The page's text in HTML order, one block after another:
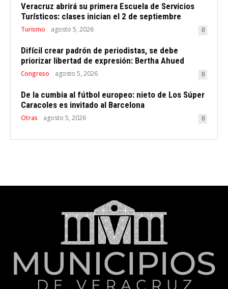
Veracruz abrirá su primera Escuela de Servicios
Turísticos: clases inician el 2 de septiembre
Turismo agosto 5, 2026 0
Difícil crear padrón de periodistas, se debe
priorizar libertad de expresión: Bertha Ahued
Congreso agosto 5, 2026 0
De la cumbia al fútbol europeo: nieto de Los Súper
Caracoles es invitado al Barcelona
Otras agosto 5, 2026 0